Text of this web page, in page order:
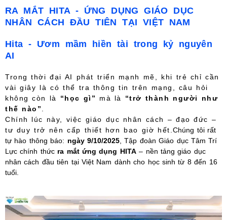
RA MẮT HITA - ỨNG DỤNG GIÁO DỤC
NHÂN CÁCH ĐẦU TIÊN TẠI VIỆT NAM
Hita - Ươm mầm hiền tài trong kỷ nguyên
AI
Trong thời đại AI phát triển mạnh mẽ, khi trẻ chỉ cần
vài giây là có thể tra thông tin trên mạng, câu hỏi
không còn là “học gì” mà là “trở thành người như
thế nào”
Chính lúc này, việc giáo dục nhân cách – đạo đức –
tư duy trở nên cấp thiết hơn bao giờ hết.Chúng tôi rất
tự hào thông báo: ngày 9/10/2025 , Tập đoàn Giáo dục Tâm Trí
Lực chính thức ra mắt ứng dụng HITA– nền tảng giáo dục
nhân cách đầu tiên tại Việt Nam dành cho học sinh từ 8 đến 16
tuổi.